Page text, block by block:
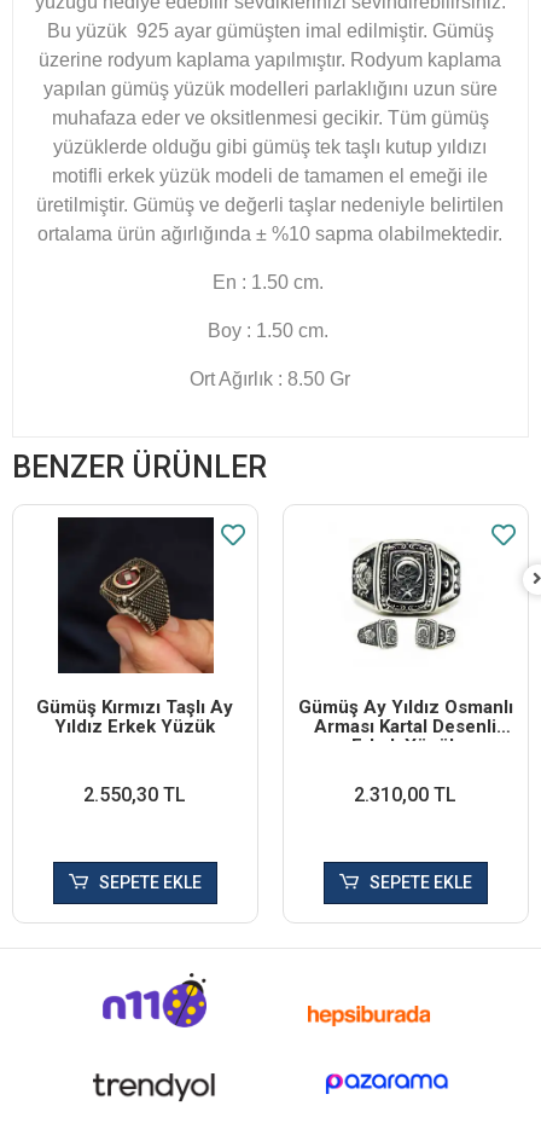
Bu yüzük 925 ayar gümüşten imal edilmiştir. Gümüş
üzerine rodyum kaplama yapılmıştır. Rodyum kaplama
yapılan gümüş yüzük modelleri parlaklığını uzun süre
muhafaza eder ve oksitlenmesi gecikir. Tüm gümüş
yüzüklerde olduğu gibi gümüş tek taşlı kutup yıldızı
motifli erkek yüzük modeli de tamamen el emeği ile
üretilmiştir. Gümüş ve değerli taşlar nedeniyle belirtilen
ortalama ürün ağırlığında ± %10 sapma olabilmektedir.
En : 1.50 cm.
Boy : 1.50 cm.
Ort Ağırlık : 8.50 Gr
BENZER ÜRÜNLER
Gümüş Kırmızı Taşlı Ay
Yıldız Erkek Yüzük
2.550,30 TL
SEPETE EKLE
Gümüş Ay Yıldız Osmanlı
Arması Kartal Desenli
Erkek Yüzük
2.310,00 TL
SEPETE EKLE